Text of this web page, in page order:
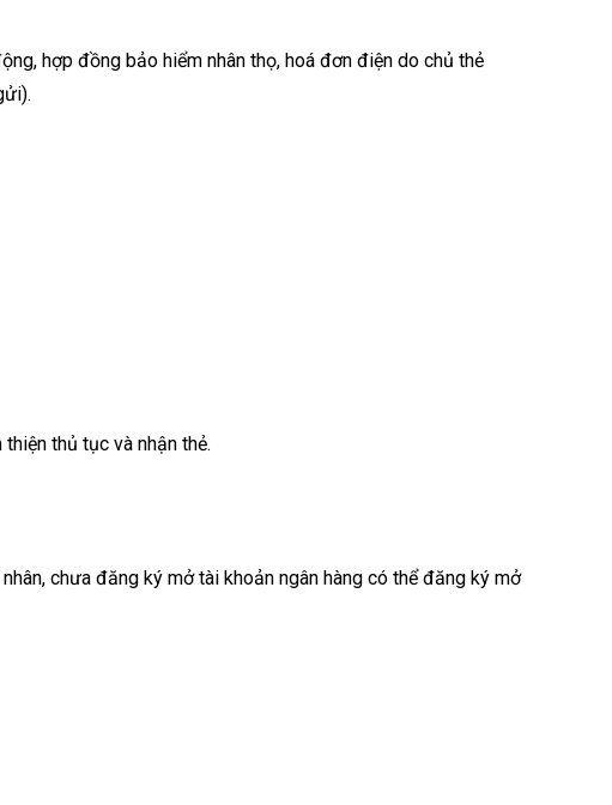
hợp đồng bảo hiểm nhân thọ, hoá đơn điện do chủ thẻ
thủ tục và nhận thẻ.
chưa đăng ký mở tài khoản ngân hàng có thể đăng ký mở